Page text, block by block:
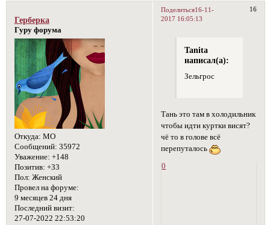
Поделиться 16
16-11-
2017 16:05:13
Герберка
Гуру форума
Откуда: МО
Сообщений: 35972
Уважение: +148
Позитив: +33
Пол: Женский
Провел на форуме:
9 месяцев 24 дня
Последний визит:
27-07-2022 22:53:20
Tanita
написал(а):
Зельгрос
Тань это там в холодильник
чтобы идти куртки висят?
чё то в голове всё
перепуталось
0